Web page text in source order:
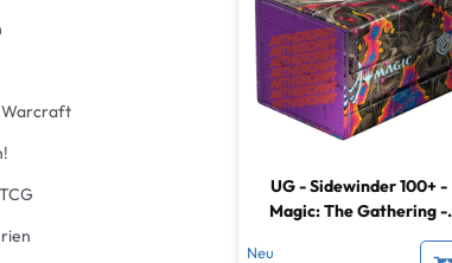
UG - Sidewinder 100+ -
Magic: The Gathering -
Aetherdrift - Coalstoke
Neu